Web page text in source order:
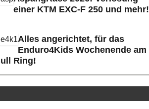
einer KTM EXC-F 250 und mehr!
Alles angerichtet, für das
Enduro4Kids Wochenende am
Ring!